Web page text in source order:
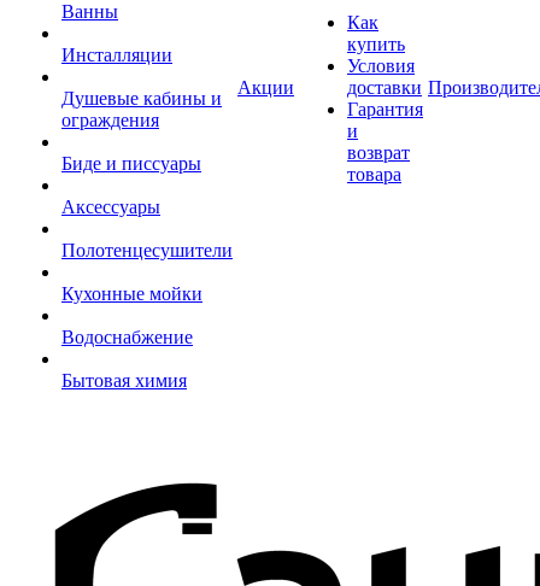
Ванны
Инсталляции
Душевые кабины и
ограждения
Биде и писсуары
Аксессуары
Полотенцесушители
Кухонные мойки
Водоснабжение
Бытовая химия
Акции
Как
купить
Условия
доставки
Гарантия
и
возврат
товара